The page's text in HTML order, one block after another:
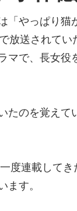
やっぱり猫
放送されて
マで、長女
のを覚えて
度連載して
す。